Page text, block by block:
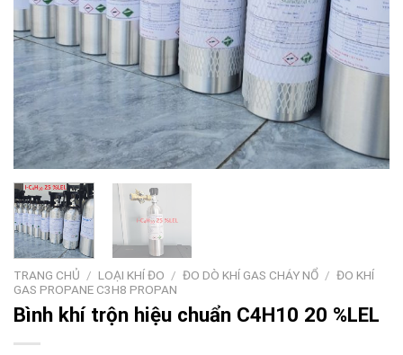
TRANG CHỦ / LOẠI KHÍ ĐO / ĐO DÒ KHÍ GAS CHÁY NỔ / ĐO KHÍ
GAS PROPANE C3H8 PROPAN
Bình khí trộn hiệu chuẩn C4H10 20 %LEL